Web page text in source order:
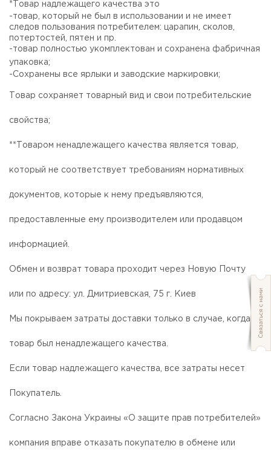
*Товар надлежащего качества это
-товар, который не был в использовании и не имеет
следов пользования потребителем: царапин, сколов,
потертостей, пятен и пр.
-товар полностью укомплектован и сохранена фабричная
упаковка;
-Сохранены все ярлыки и заводские маркировки;
Товар сохраняет товарный вид и свои потребительские
свойства;
**Товаром ненадлежащего качества является товар,
который не соответствует требованиям нормативных
документов, которые к нему предъявляются,
предоставленные ему производителем или продавцом
информацией.
Обмен и возврат товара проходит через Новую Почту
или по адресу: ул. Дмитриевская, 75 г. Киев
Мы покрываем затраты доставки только в случае, когда
товар был ненадлежащего качества.
Если товар надлежащего качества, все затраты несет
Покупатель.
Согласно Закона Украины «О защите прав потребителей»
компания вправе отказать покупателю в обмене или